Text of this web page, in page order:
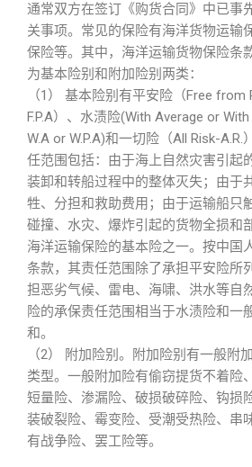
通常双方在签订《购货合同》中已事
关事项。常见的保险有海洋货物运输
保险等。其中，海洋运输货物保险条
为基本险别和附加险别两类：
（1） 基本险别有平安险（Free from
F.P.A）、水渍险(With Average or
W.A or W.P.A)和一切险（All Risk-
任范围包括：由于海上自然灾害引起
装卸和转船过程中的整体灭失；由于
牲、分担和救助费用；由于运输船只
碰撞、水灾、爆炸引起的货物全损和
海洋运输保险的基本险之一。按中国
条款，其责任范围除了承担平安险所
担恶劣气候、雷电、海啸、洪水等自
险的承保责任范围相当于水渍险和一
和。
（2） 附加险别。附加险别有一般附
类型。一般附加险有偷窃提货不着险
短量险、渗漏险、破损破碎险、钩损
装破裂险、霉变险、受潮受热险、串
有战争险、罢工险等。